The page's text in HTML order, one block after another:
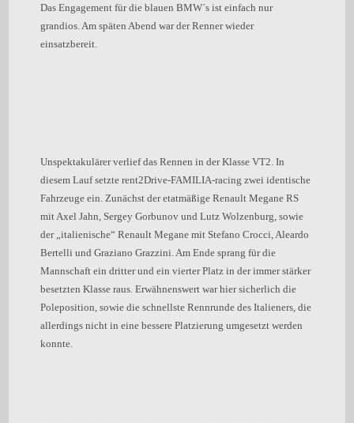
Das Engagement für die blauen BMW´s ist einfach nur
grandios. Am späten Abend war der Renner wieder
einsatzbereit.
Unspektakulärer verlief das Rennen in der Klasse VT2. In
diesem Lauf setzte rent2Drive-FAMILIA-racing zwei identische
Fahrzeuge ein. Zunächst der etatmäßige Renault Megane RS
mit Axel Jahn, Sergey Gorbunov und Lutz Wolzenburg, sowie
der „italienische“ Renault Megane mit Stefano Crocci, Aleardo
Bertelli und Graziano Grazzini. Am Ende sprang für die
Mannschaft ein dritter und ein vierter Platz in der immer stärker
besetzten Klasse raus. Erwähnenswert war hier sicherlich die
Poleposition, sowie die schnellste Rennrunde des Italieners, die
allerdings nicht in eine bessere Platzierung umgesetzt werden
konnte.